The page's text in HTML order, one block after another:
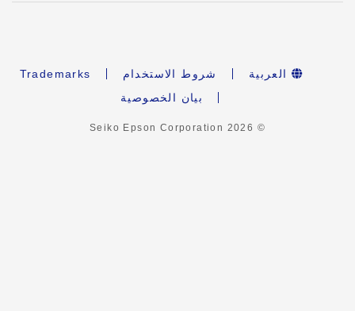
العربية شروط الاستخدام
Trademarks
بيان الخصوصية
© Seiko Epson Corporation
2026